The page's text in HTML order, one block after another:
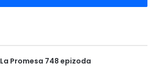
La Promesa 748 epizoda